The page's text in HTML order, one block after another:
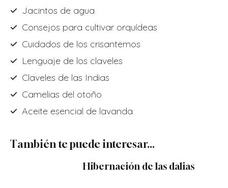
Jacintos de agua
Consejos para cultivar orquídeas
Cuidados de los crisantemos
Lenguaje de los claveles
Claveles de las Indias
Camelias del otoño
Aceite esencial de lavanda
También te puede interesar...
Hibernación de las dalias